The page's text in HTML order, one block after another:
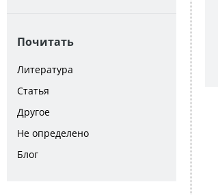
Почитать
Литература
Статья
Другое
Не определено
Блог